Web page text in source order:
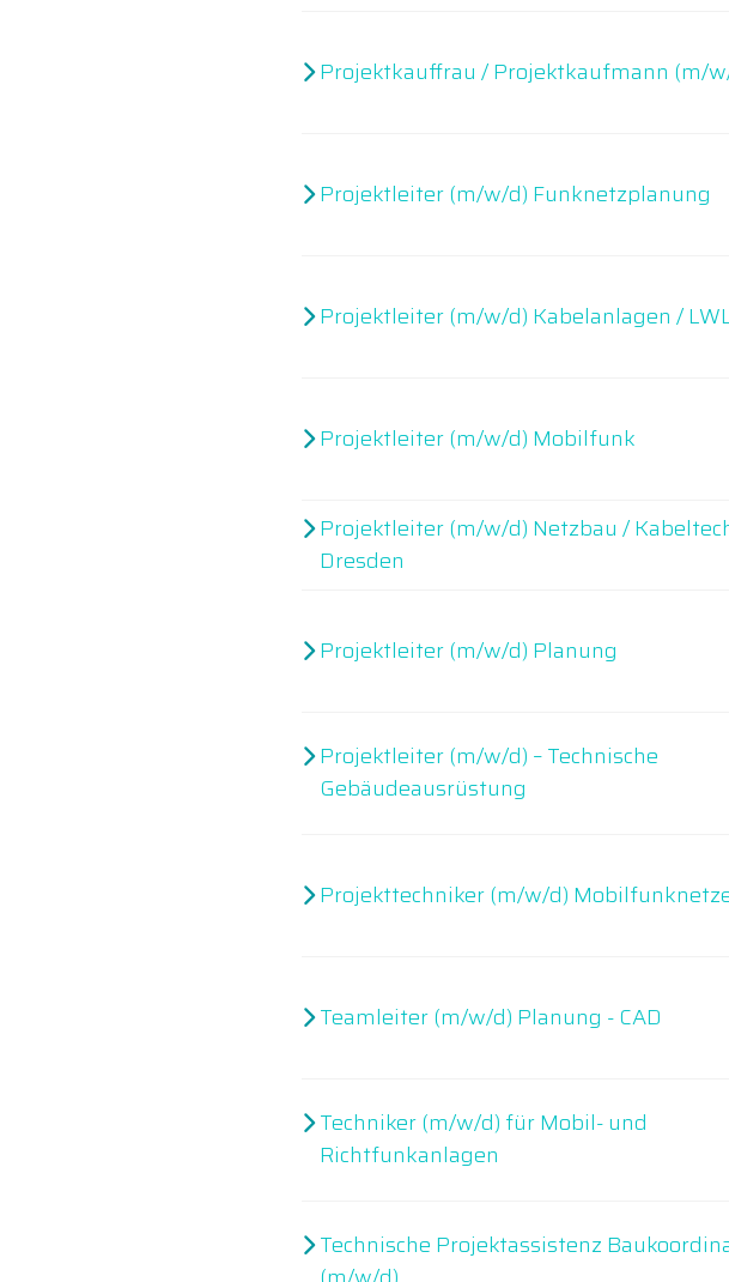
Projektkauffrau / Projektkaufmann (m/
Projektleiter (m/w/d) Funknetzplanung
Projektleiter (m/w/d) Kabelanlagen /
Projektleiter (m/w/d) Mobilfunk
Projektleiter (m/w/d) Netzbau /
Dresden
Projektleiter (m/w/d) Planung
Projektleiter (m/w/d) – Technische
Gebäudeausrüstung
Projekttechniker (m/w/d)
Teamleiter (m/w/d) Planung - CAD
Techniker (m/w/d) für Mobil- und
Richtfunkanlagen
Technische Projektassistenz